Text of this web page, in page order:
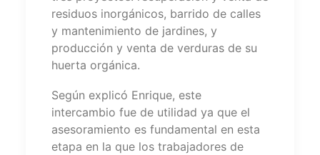
residuos inorgánicos, barrido de calles
y mantenimiento de jardines, y
producción y venta de verduras de su
huerta orgánica.
Según explicó Enrique, este
intercambio fue de utilidad ya que el
asesoramiento es fundamental en esta
etapa en la que los trabajadores de